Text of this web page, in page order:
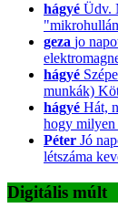
hágyé Üdv.
geza jo
hágyé
munkák)
hágyé Hát,
hogy milyen
Péter Jó
létszáma
Digitális múlt